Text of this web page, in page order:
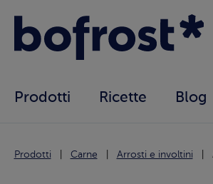
Prodotti Ricette Blog
Prodotti Carne Arrosti e involtini